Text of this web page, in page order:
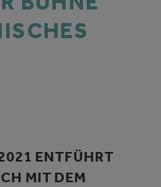
ENTFÜHRT
MIT DEM